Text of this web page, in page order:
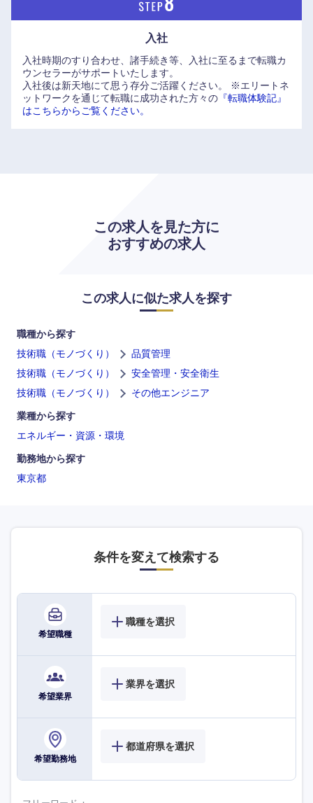
入社
入社時期のすり合わせ、諸手続き等、入社に至るまで転職カ
ウンセラーがサポートいたします。
入社後は新天地にて思う存分ご活躍ください。
※エリートネ
ットワークを通じて転職に成功された方々の 『転職体験記』
はこちらからご覧ください。
この求人を見た方に
おすすめの求人
この求人に似た求人を探す
職種から探す
技術職（モノづくり）
品質管理
技術職（モノづくり）
安全管理・安全衛生
技術職（モノづくり）
その他エンジニア
業種から探す
エネルギー・資源・環境
勤務地から探す
東京都
条件を変えて検索する
希望職種
職種を選択
希望業界
業界を選択
希望勤務地
都道府県を選択
九州・沖縄
沖縄県